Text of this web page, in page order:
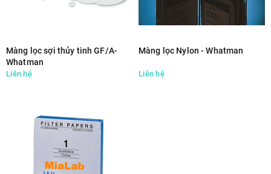
Màng lọc sợi thủy tinh GF/A-
Whatman
Liên hệ
Màng lọc Nylon - Whatman
Liên hệ